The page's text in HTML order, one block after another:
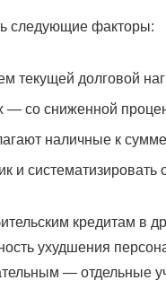
следующие факторы:
текущей долговой
— со сниженной
наличные к
и систематизировать
кредитам в
ухудшения
— отдельные